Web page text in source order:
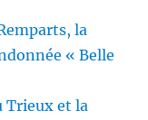
la
« Belle
Trieux et la